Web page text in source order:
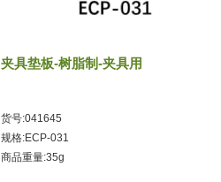
夹具垫板-树脂制-夹具用
货号:041645
规格:ECP-031
商品重量:35g